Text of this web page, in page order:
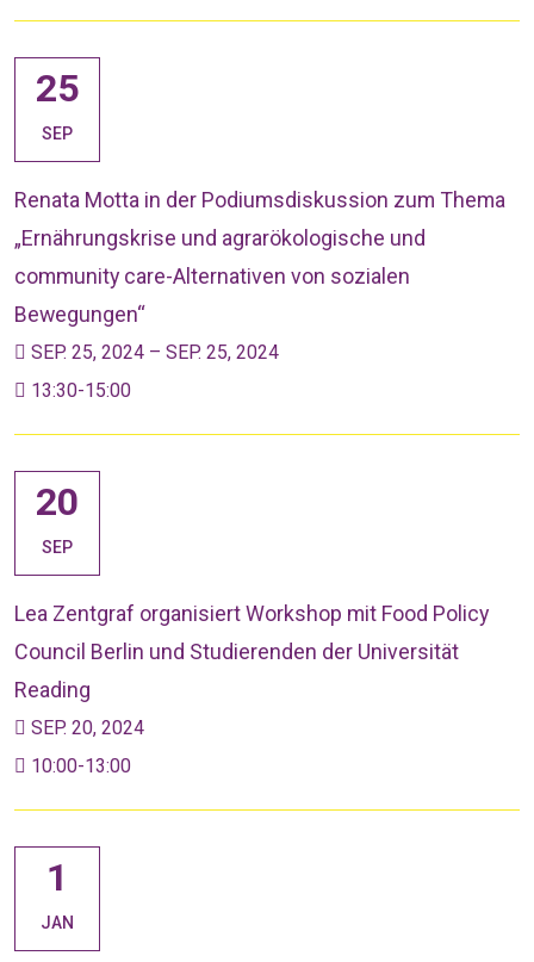
25
SEP
Renata Motta in der Podiumsdiskussion zum Thema
„Ernährungskrise und agrarökologische und
community care-Alternativen von sozialen
Bewegungen“
SEP. 25, 2024 – SEP. 25, 2024
13:30-15:00
20
SEP
Lea Zentgraf organisiert Workshop mit Food Policy
Council Berlin und Studierenden der Universität
Reading
SEP. 20, 2024
10:00-13:00
1
JAN